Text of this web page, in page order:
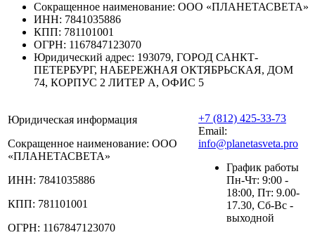
Сокращенное наименование: ООО «ПЛАНЕТАСВЕТА»
ИНН: 7841035886
КПП: 781101001
ОГРН: 1167847123070
Юридический адрес: 193079, ГОРОД САНКТ-
ПЕТЕРБУРГ, НАБЕРЕЖНАЯ ОКТЯБРЬСКАЯ, ДОМ
74, КОРПУС 2 ЛИТЕР А, ОФИС 5
Юридическая информация
Сокращенное наименование: ООО
«ПЛАНЕТАСВЕТА»
ИНН: 7841035886
КПП: 781101001
ОГРН: 1167847123070
+7 (812) 425-33-73
Email:
info@planetasveta.pro
График работы
Пн-Чт: 9:00 -
18:00, Пт: 9.00-
17.30, Сб-Вс -
выходной